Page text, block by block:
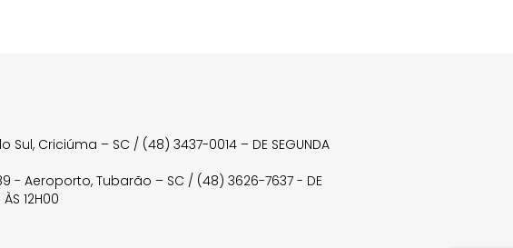
Criciúma – SC / (48) 3437-0014 – DE SEGUNDA
- Aeroporto, Tubarão – SC / (48) 3626-7637 - DE
12H00